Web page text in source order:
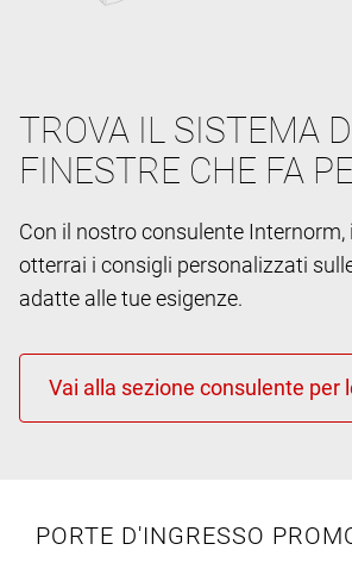
TROVA IL SISTEMA
FINESTRE CHE FA
Con il nostro consulente Internorm,
otterrai i consigli personalizzati
adatte alle tue esigenze.
PORTE D'INGRESSO